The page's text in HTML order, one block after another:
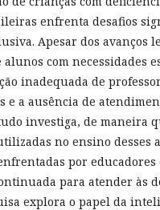
enfrenta desafios
Apesar dos avanços
com necessidades
inadequada de
e a ausência de
investiga, de maneira
no ensino desses
por educadores
para atender às
explora o papel da